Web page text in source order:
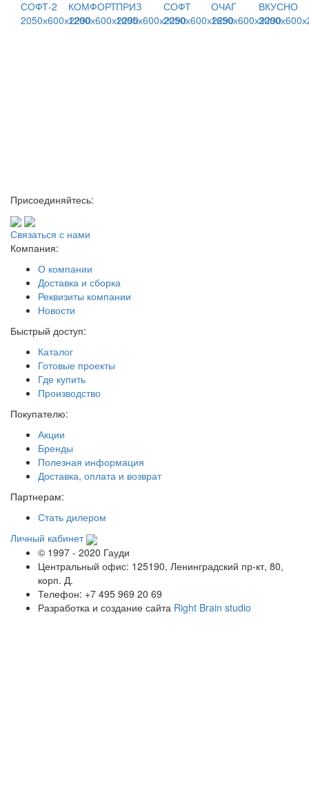
СОФТ-2
2050х600х2290
КОМФОРТ
1200х600х2290
ПРИЗ
1005х600х2290
СОФТ
2050х600х2290
ОЧАГ
1650х600х2290
ВКУСНО
Присоединяйтесь:
Связаться с нами
Компания:
О компании
Доставка и сборка
Реквизиты компании
Новости
Быстрый доступ:
Каталог
Готовые проекты
Где купить
Производство
Покупателю:
Акции
Бренды
Полезная информация
Доставка, оплата и возврат
Партнерам:
Стать дилером
Личный кабинет
© 1997 - 2020 Гауди
Центральный офис: 125190, Ленинградский пр-кт, 80,
корп. Д.
Телефон: +7 495 969 20 69
Разработка и создание сайта Right Brain studio